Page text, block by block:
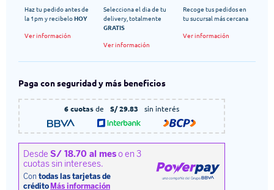
Haz tu pedido antes de
la 1pm y recibeloHOY
Ver información
Selecciona el dia de tu
delivery, totalmente
GRATIS
Ver información
Recoge tus pedidos en
tu sucursal más cercana
Ver información
Paga con seguridad y más beneficios
6 cuotasde S/ 29.83 sin interés